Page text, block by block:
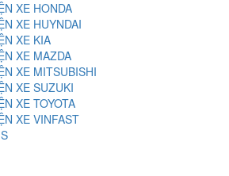
XE HONDA
XE HUYNDAI
XE KIA
XE MAZDA
XE MITSUBISHI
XE SUZUKI
XE TOYOTA
XE VINFAST